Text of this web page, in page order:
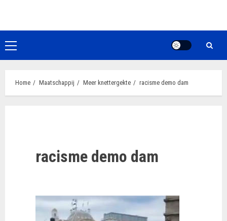
de
inhoudPrimair
menu
Home Maatschappij Meer knettergekte racisme demo dam
racisme demo dam